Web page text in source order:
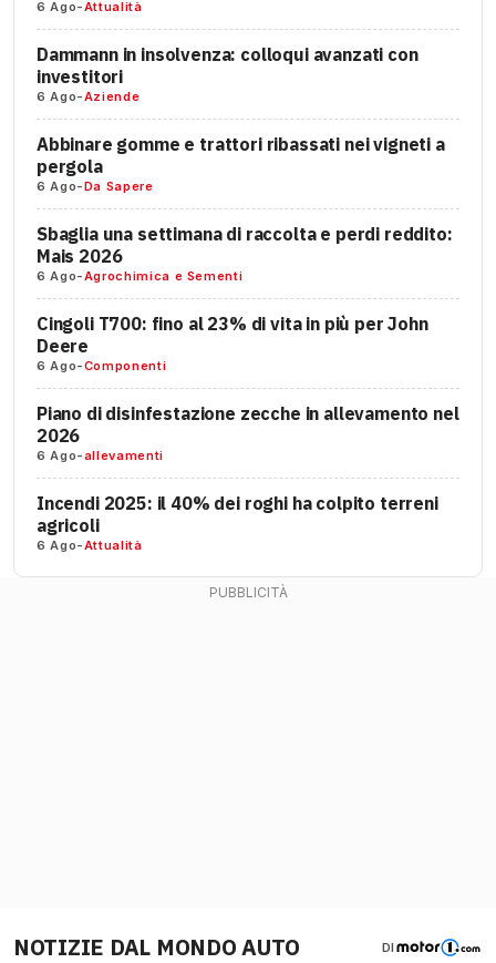
6 Ago-Attualità
Dammann in insolvenza: colloqui avanzati con
investitori
6 Ago-Aziende
Abbinare gomme e trattori ribassati nei vigneti a
pergola
6 Ago-Da Sapere
Sbaglia una settimana di raccolta e perdi reddito:
Mais 2026
6 Ago-Agrochimica e Sementi
Cingoli T700: fino al 23% di vita in più per John
Deere
6 Ago-Componenti
Piano di disinfestazione zecche in allevamento nel
2026
6 Ago-allevamenti
Incendi 2025: il 40% dei roghi ha colpito terreni
agricoli
6 Ago-Attualità
NOTIZIE DAL MONDO AUTO DI